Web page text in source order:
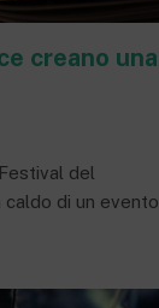
creano una
del
caldo di un evento